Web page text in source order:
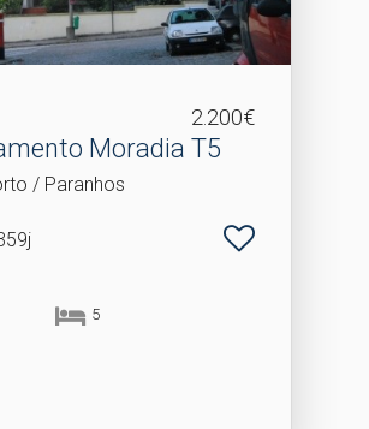
2.200€
Moradia T5
/ Paranhos
5